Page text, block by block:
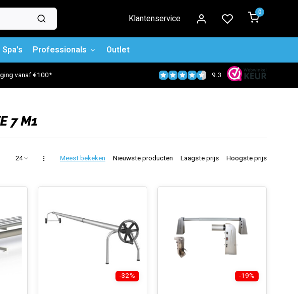
Klantenservice
0
Spa's Professionals Outlet
vanaf €100* 9.3
7 M1
Meest bekeken Nieuwste producten Laagste prijs Hoogste prijs
-32% -19%